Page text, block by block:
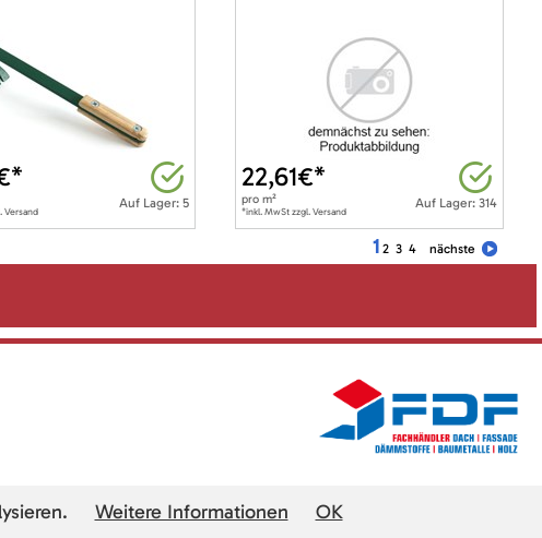
Auf Lager: 5
Versand
Auf Lager: 314
22,61€*
prom²
*inkl. MwSt zzgl. Versand
1 2 3 4 nächste
Weitere Informationen OK